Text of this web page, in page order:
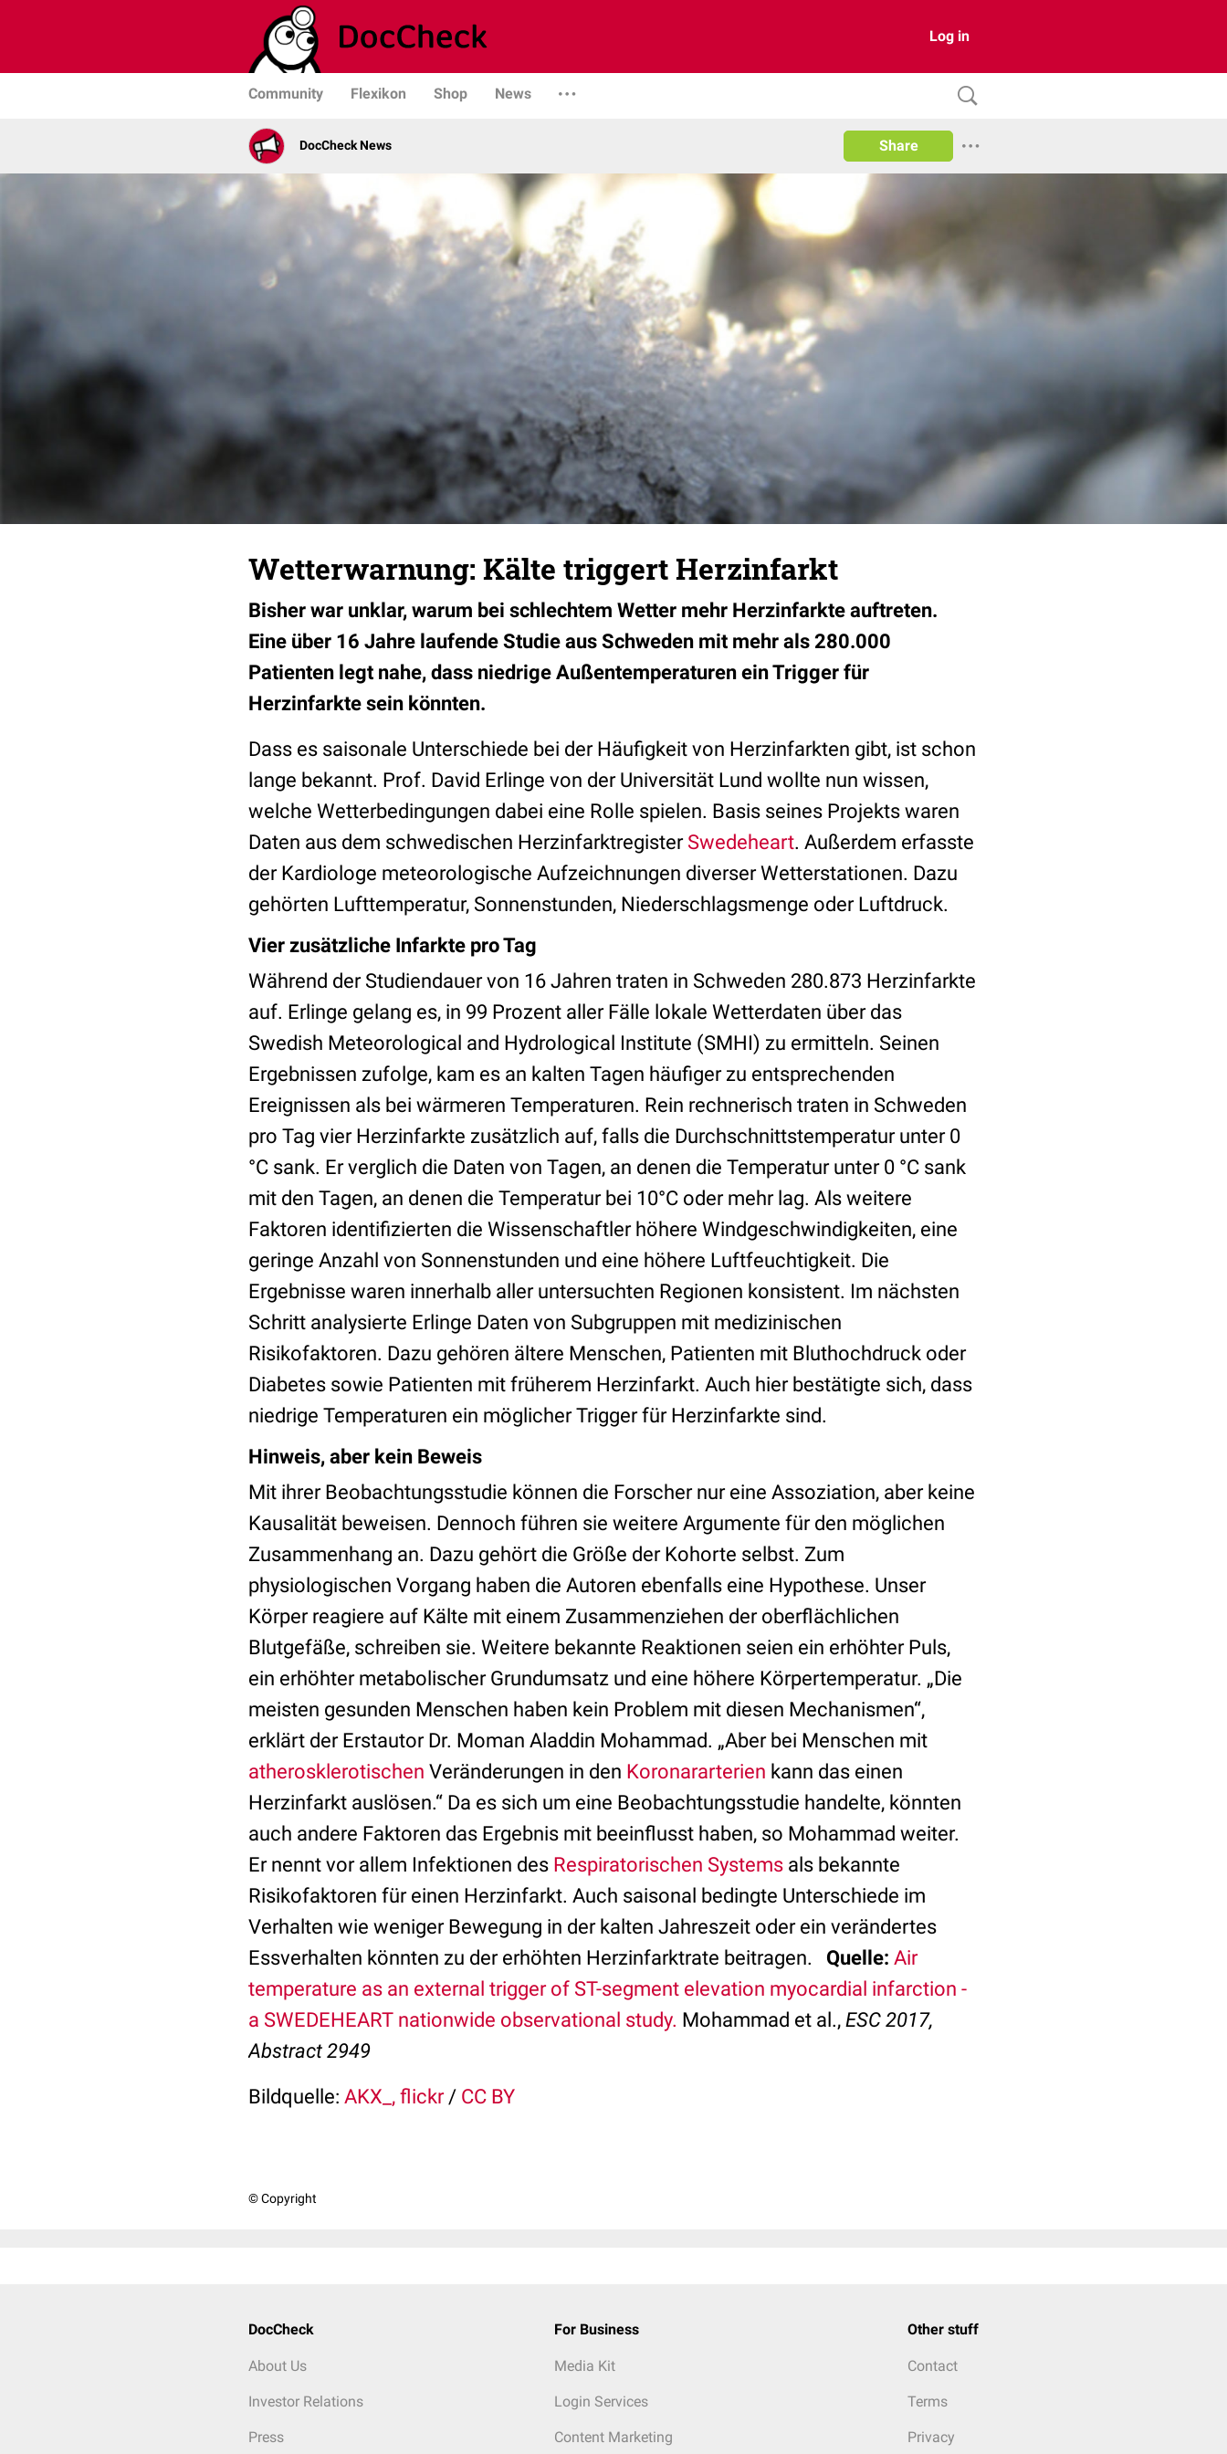
Log in
Community Flexikon Shop News
DocCheck News Share
Wetterwarnung: Kälte triggert Herzinfarkt
Bisher war unklar, warum bei schlechtem Wetter mehr Herzinfarkte auftreten.
Eine über 16 Jahre laufende Studie aus Schweden mit mehr als 280.000
Patienten legt nahe, dass niedrige Außentemperaturen ein Trigger für
Herzinfarkte sein könnten.
Dass es saisonale Unterschiede bei der Häufigkeit von Herzinfarkten gibt, ist schon
lange bekannt. Prof. David Erlinge von der Universität Lund wollte nun wissen,
welche Wetterbedingungen dabei eine Rolle spielen. Basis seines Projekts waren
Daten aus dem schwedischen Herzinfarktregister Swedeheart. Außerdem erfasste
der Kardiologe meteorologische Aufzeichnungen diverser Wetterstationen. Dazu
gehörten Lufttemperatur, Sonnenstunden, Niederschlagsmenge oder Luftdruck.
Vier zusätzliche Infarkte pro Tag
Während der Studiendauer von 16 Jahren traten in Schweden 280.873 Herzinfarkte
auf. Erlinge gelang es, in 99 Prozent aller Fälle lokale Wetterdaten über das
Swedish Meteorological and Hydrological Institute (SMHI) zu ermitteln. Seinen
Ergebnissen zufolge, kam es an kalten Tagen häufiger zu entsprechenden
Ereignissen als bei wärmeren Temperaturen. Rein rechnerisch traten in Schweden
pro Tag vier Herzinfarkte zusätzlich auf, falls die Durchschnittstemperatur unter 0
°C sank. Er verglich die Daten von Tagen, an denen die Temperatur unter 0 °C sank
mit den Tagen, an denen die Temperatur bei 10°C oder mehr lag. Als weitere
Faktoren identifizierten die Wissenschaftler höhere Windgeschwindigkeiten, eine
geringe Anzahl von Sonnenstunden und eine höhere Luftfeuchtigkeit. Die
Ergebnisse waren innerhalb aller untersuchten Regionen konsistent. Im nächsten
Schritt analysierte Erlinge Daten von Subgruppen mit medizinischen
Risikofaktoren. Dazu gehören ältere Menschen, Patienten mit Bluthochdruck oder
Diabetes sowie Patienten mit früherem Herzinfarkt. Auch hier bestätigte sich, dass
niedrige Temperaturen ein möglicher Trigger für Herzinfarkte sind.
Hinweis, aber kein Beweis
Mit ihrer Beobachtungsstudie können die Forscher nur eine Assoziation, aber keine
Kausalität beweisen. Dennoch führen sie weitere Argumente für den möglichen
Zusammenhang an. Dazu gehört die Größe der Kohorte selbst. Zum
physiologischen Vorgang haben die Autoren ebenfalls eine Hypothese. Unser
Körper reagiere auf Kälte mit einem Zusammenziehen der oberflächlichen
Blutgefäße, schreiben sie. Weitere bekannte Reaktionen seien ein erhöhter Puls,
ein erhöhter metabolischer Grundumsatz und eine höhere Körpertemperatur. „Die
meisten gesunden Menschen haben kein Problem mit diesen Mechanismen“,
erklärt der Erstautor Dr. Moman Aladdin Mohammad. „Aber bei Menschen mit
atherosklerotischen Veränderungen in den Koronararterien kann das einen
Herzinfarkt auslösen.“ Da es sich um eine Beobachtungsstudie handelte, könnten
auch andere Faktoren das Ergebnis mit beeinflusst haben, so Mohammad weiter.
Er nennt vor allem Infektionen des Respiratorischen Systems als bekannte
Risikofaktoren für einen Herzinfarkt. Auch saisonal bedingte Unterschiede im
Verhalten wie weniger Bewegung in der kalten Jahreszeit oder ein verändertes
Essverhalten könnten zu der erhöhten Herzinfarktrate beitragen. Quelle: Air
temperature as an external trigger of ST-segment elevation myocardial infarction -
a SWEDEHEART nationwide observational study. Mohammad et al., ESC 2017,
Abstract 2949
Bildquelle: AKX_, flickr/ CC BY
© Copyright
DocCheck
About Us
Investor Relations
Press
For Business
Media Kit
Login Services
Content Marketing
Other stuff
Contact
Terms
Privacy